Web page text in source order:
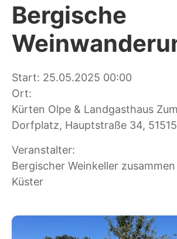
Bergische
Start: 25.05.2025 00:00
Ort:
Kürten Olpe & Landgasthaus
Dorfplatz, Hauptstraße 34,
Veranstalter:
Bergischer Weinkeller
Küster